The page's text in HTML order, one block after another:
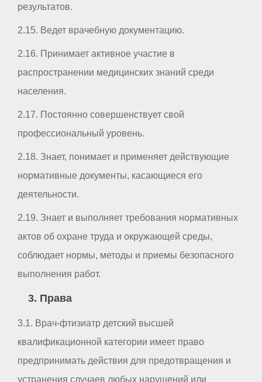
результатов.
2.15. Ведет врачебную документацию.
2.16. Принимает активное участие в
распространении медицинских знаний среди
населения.
2.17. Постоянно совершенствует свой
профессиональный уровень.
2.18. Знает, понимает и применяет действующие
нормативные документы, касающиеся его
деятельности.
2.19. Знает и выполняет требования нормативных
актов об охране труда и окружающей среды,
соблюдает нормы, методы и приемы безопасного
выполнения работ.
3. Права
3.1. Врач-фтизиатр детский высшей
квалификационной категории имеет право
предпринимать действия для предотвращения и
устранения случаев любых нарушений или